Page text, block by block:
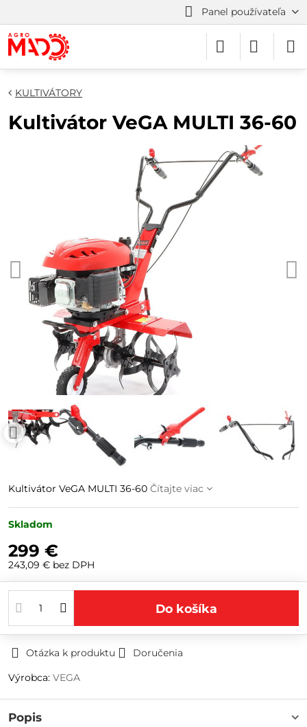
Panel používateľa
KULTIVÁTORY
Kultivátor VeGA MULTI 36-60
Kultivátor VeGA MULTI 36-60 Čítajte viac
Skladom
299 €
243,09 € bez DPH
Do košíka
Otázka k produktu
Doručenia
Výrobca: VEGA
Popis